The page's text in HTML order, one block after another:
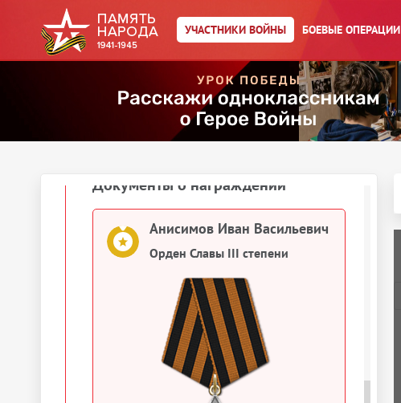
УЧАСТНИКИ ВОЙНЫ БОЕВЫЕ ОПЕРАЦИИ
Действия
Упоминается в 1 документе:
Выберите документ ниже
Документы о награждении
Анисимов Иван Васильевич
Орден Славы III степени